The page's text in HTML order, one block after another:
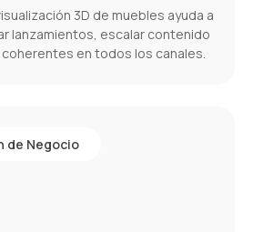
3D de muebles ayuda a
lanzamientos, escalar contenido
en todos los canales.
de Negocio